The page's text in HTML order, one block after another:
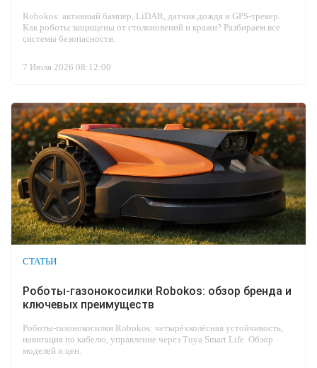
Robokos: активный бампер, LiDAR, датчик дождя и GPS-трекер.
Как роботы защищены от столкновений и кражи? Разбираем все
системы безопасности.
7 Июля 2026 08:12:00
СТАТЬИ
Роботы-газонокосилки Robokos: обзор бренда и
ключевых преимуществ
Роботы-газонокосилки Robokos: четырёхколёсная устойчивость,
навигация по кабелю, управление через Tuya Smart Life. Обзор
моделей и цен.